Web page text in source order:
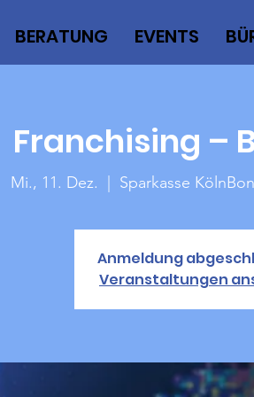
BERATUNG EVENTS
Franchising –
Mi., 11. Dez. Sparkasse
Anmeldung
Veranstaltungen